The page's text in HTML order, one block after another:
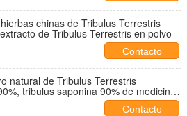
chinas de Tribulus Terrestris
de Tribulus Terrestris en polvo
Contacto
natural de Tribulus Terrestris
tribulus saponina 90% de medicina
Contacto